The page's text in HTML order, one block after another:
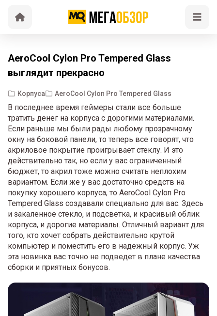
AeroCool Cylon Pro Tempered Glass
выглядит прекрасно
Корпуса AeroCool Cylon Pro Tempered Glass
В последнее время геймеры стали все больше
тратить денег на корпуса с дорогими материалами.
Если раньше мы были рады любому прозрачному
окну на боковой панели, то теперь все говорят, что
акриловое покрытие проигрывает стеклу. И это
действительно так, но если у вас ограниченный
бюджет, то акрил тоже можно считать неплохим
вариантом. Если же у вас достаточно средств на
покупку хорошего корпуса, то AeroCool Cylon Pro
Tempered Glass создавали специально для вас. Здесь
и закаленное стекло, и подсветка, и красивый облик
корпуса, и дорогие материалы. Отличный вариант для
того, кто хочет собрать действительно крутой
компьютер и поместить его в надежный корпус. Уж
эта новинка вас точно не подведет в плане качества
сборки и приятных бонусов.